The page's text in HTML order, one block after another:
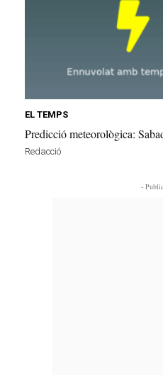
EL TEMPS
Predicció meteorològica:
Redacció
-